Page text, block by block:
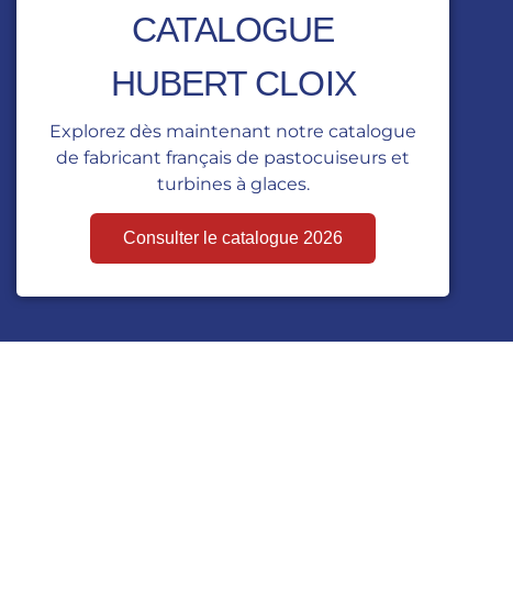
CATALOGUE
HUBERT CLOIX
Explorez dès maintenant notre catalogue
de fabricant français de pastocuiseurs et
turbines à glaces.
Consulter le catalogue 2026